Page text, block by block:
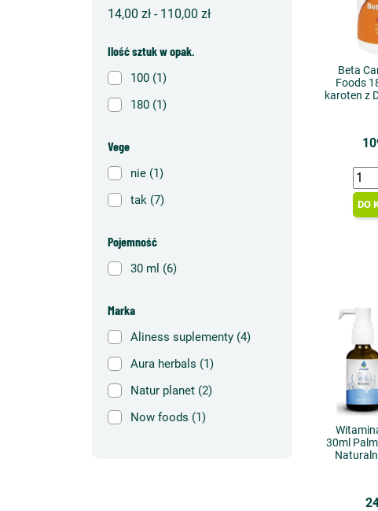
14,00 zł - 110,00 zł
Ilość sztuk w opak.
100 (1)
180 (1)
Vege
nie (1)
tak (7)
Pojemność
30 ml (6)
Marka
Aliness suplementy (4)
Aura herbals (1)
Natur planet (2)
Now foods (1)
Beta
Foods
karoten z
DO
30ml